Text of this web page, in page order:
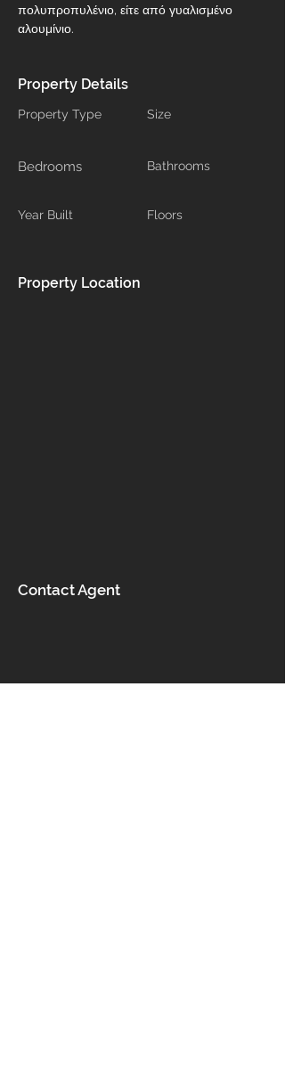
πολυπροπυλένιο, είτε από γυαλισμένο
αλουμίνιο.
Property Details
Property Type
Bedrooms
Year Built
Size
Bathrooms
Floors
Property Location
Contact Agent